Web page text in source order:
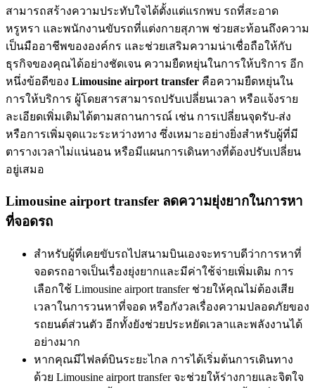
สามารถสร้างความประทับใจได้ตั้งแต่แรกพบ รถที่สะอาด
หรูหรา และพนักงานขับรถที่แต่งกายสุภาพ ช่วยสะท้อนถึงความ
เป็นมืออาชีพขององค์กร และช่วยเสริมความน่าเชื่อถือให้กับ
ธุรกิจของคุณได้อย่างชัดเจน ความยืดหยุ่นในการให้บริการ อีก
หนึ่งข้อดีของ Limousine airport transfer คือความยืดหยุ่นใน
การให้บริการ ผู้โดยสารสามารถปรับเปลี่ยนเวลา หรือแจ้งราย
ละเอียดเพิ่มเติมได้ตามสถานการณ์ เช่น การเปลี่ยนจุดรับ-ส่ง
หรือการเพิ่มจุดแวะระหว่างทาง ซึ่งเหมาะอย่างยิ่งสำหรับผู้ที่มี
ตารางเวลาไม่แน่นอน หรือมีแผนการเดินทางที่ต้องปรับเปลี่ยน
อยู่เสมอ
Limousine airport transfer ลดความยุ่งยากในการหา
ที่จอดรถ
สำหรับผู้ที่เคยขับรถไปสนามบินเองจะทราบดีว่าการหาที่
จอดรถอาจเป็นเรื่องยุ่งยากและมีค่าใช้จ่ายเพิ่มเติม การ
เลือกใช้ Limousine airport transfer ช่วยให้คุณไม่ต้องเสีย
เวลาในการวนหาที่จอด หรือกังวลเรื่องความปลอดภัยของ
รถยนต์ส่วนตัว อีกทั้งยังช่วยประหยัดเวลาและพลังงานได้
อย่างมาก
หากคุณมีไฟลต์บินระยะไกล การได้เริ่มต้นการเดินทาง
ด้วย Limousine airport transfer จะช่วยให้ร่างกายและจิตใจ